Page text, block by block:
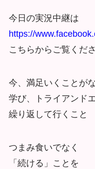
今日の実況中継は
https://
こちらからご覧くださ
今、満足いくことが
学び、トライアンド
繰り返して行くこと
つまみ食いでなく
「続ける」ことを